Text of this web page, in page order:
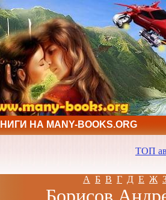
НА MANY-BOOKS.ORG
ТОП
А Б В Г Д Е Ж